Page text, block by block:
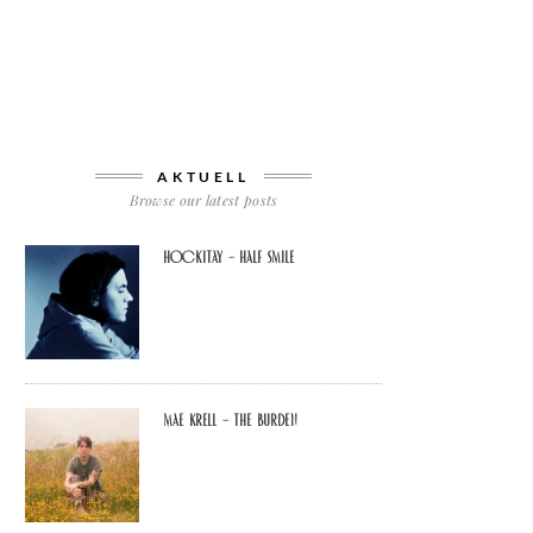
AKTUELL
Browse our latest posts
Hockitay – half smile
Mae Krell – the burden